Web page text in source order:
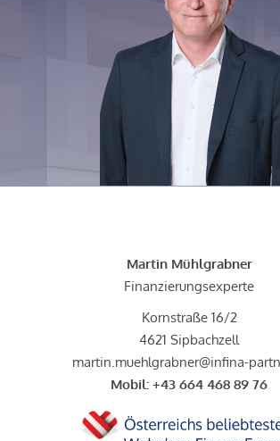
Martin Mühlgrabner
Finanzierungsexperte
Kornstraße 16/2
4621 Sipbachzell
martin.muehlgrabner@infina-
Mobil: +43 664 468 89 76